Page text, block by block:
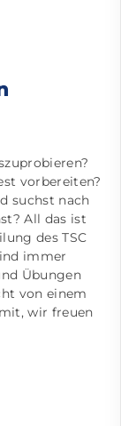
vorbereiten?
suchst nach
All das ist
des TSC
immer
Übungen
von einem
wir freuen